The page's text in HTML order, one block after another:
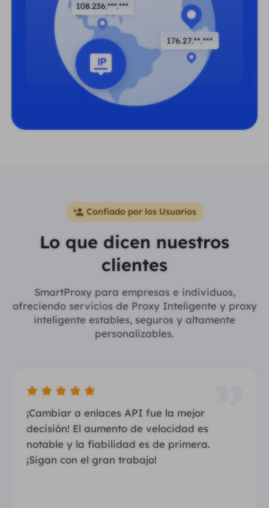
Confiado por los Usuarios
Lo que dicen nuestros
clientes
SmartProxy para empresas e individuos,
ofreciendo servicios de Proxy Inteligente y proxy
inteligente estables, seguros y altamente
personalizables.
¡Cambiar a enlaces API fue la mejor
decisión! El aumento de velocidad es
notable y la fiabilidad es de primera.
¡Sigan con el gran trabajo!